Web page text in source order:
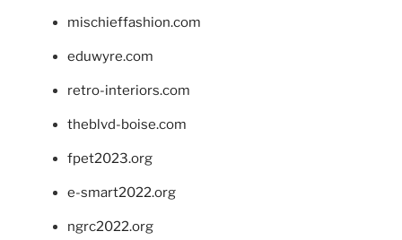
mischieffashion.com
eduwyre.com
retro-interiors.com
theblvd-boise.com
fpet2023.org
e-smart2022.org
ngrc2022.org